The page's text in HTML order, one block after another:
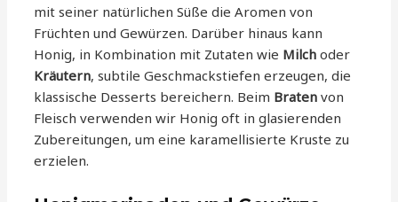
mit seiner natürlichen Süße die Aromen von
Früchten und Gewürzen. Darüber hinaus kann
Honig, in Kombination mit Zutaten wie Milch oder
Kräutern, subtile Geschmackstiefen erzeugen, die
klassische Desserts bereichern. Beim Braten von
Fleisch verwenden wir Honig oft in glasierenden
Zubereitungen, um eine karamellisierte Kruste zu
erzielen.